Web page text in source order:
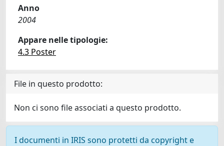
Anno
2004
Appare nelle tipologie:
4.3 Poster
File in questo prodotto:
Non ci sono file associati a questo prodotto.
I documenti in IRIS sono protetti da copyright e